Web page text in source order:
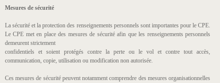
Mesures de sécurité
La sécurité et la protection des renseignements personnels sont importantes pour le CPE.
Le CPE met en place des mesures de sécurité afin que les renseignements personnels
demeurent strictement
confidentiels et soient protégés contre la perte ou le vol et contre tout accès,
communication, copie, utilisation ou modification non autorisée.
Ces mesures de sécurité peuvent notamment comprendre des mesures organisationnelles